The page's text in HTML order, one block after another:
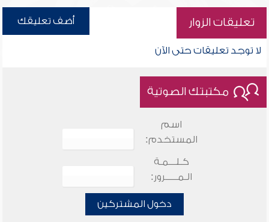
تعليقات الزوار أضف تعليقك
لا توجد تعليقات حتى الآن
مكتبتك الصوتية
اسم
المستخدم:
كـلـــمـة
الـمـــــرور:
دخول المشتركين